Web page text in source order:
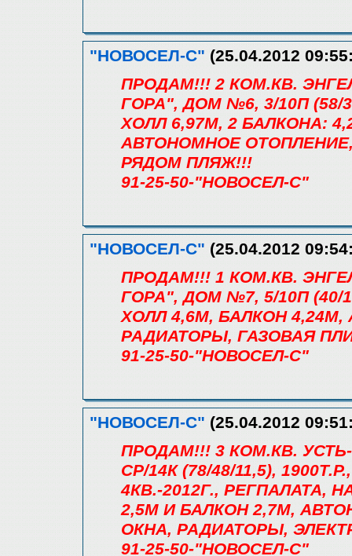
"НОВОСЕЛ-С" (25.04.2012
ПРОДАМ!!! 2 КОМ.КВ.
ГОРА", ДОМ №6, 3/10П (58/
ХОЛЛ 6,97М, 2 БАЛКОНА:
АВТОНОМНОЕ
РЯДОМ ПЛЯЖ!!!
91-25-50-"НОВОСЕЛ-С"
"НОВОСЕЛ-С" (25.04.2012
ПРОДАМ!!! 1 КОМ.КВ.
ГОРА", ДОМ №7, 5/10П (40/
ХОЛЛ 4,6М, БАЛКОН
РАДИАТОРЫ, ГАЗОВАЯ
91-25-50-"НОВОСЕЛ-С"
"НОВОСЕЛ-С" (25.04.2012
ПРОДАМ!!! 3 КОМ.КВ.
СР/14К (78/48/11,5),
4КВ.-2012Г., РЕГПАЛАТА,
2,5М И БАЛКОН 2,7М,
ОКНА, РАДИАТОРЫ,
91-25-50-"НОВОСЕЛ-С"